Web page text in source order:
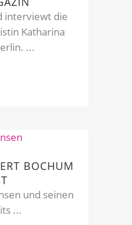
interviewt die
Katharina
...
BOCHUM
und seinen
...